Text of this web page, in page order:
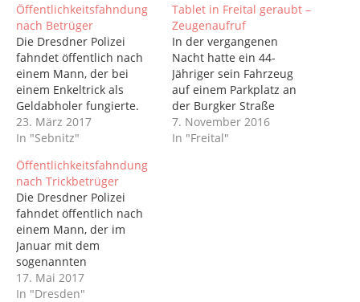
Öffentlichkeitsfahndung
nach Betrüger
Die Dresdner Polizei
fahndet öffentlich nach
einem Mann, der bei
einem Enkeltrick als
Geldabholer fungierte.
Am 16. Januar erhielt
eine Seniorin (89) einen
vermeintlichen Enkel. Der
Mann am anderen Ende
der Leitung gab eine
Notsituation vor und bat
um mehrere tausend
Euro. In der Folge
übergab die…
23. März 2017
In "Sebnitz"
Tablet in Freital geraubt –
Zeugenaufruf
In der vergangenen
Nacht hatte ein 44-
Jähriger sein Fahrzeug
auf einem Parkplatz an
der Burgker Straße
abgestellt. Als er aus dem
Wagen stieg, kamen zwei
7. November 2016
In "Freital"
Öffentlichkeitsfahndung
nach Trickbetrüger
Die Dresdner Polizei
fahndet öffentlich nach
einem Mann, der im
Januar mit dem
sogenannten
Lederjackentrick 600 Euro
von einem Dresdner
17. Mai 2017
In "Dresden"